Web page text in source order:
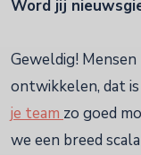
Word jij
Geweldig!
ontwikkelen, dat
je team zo goed
we een breed